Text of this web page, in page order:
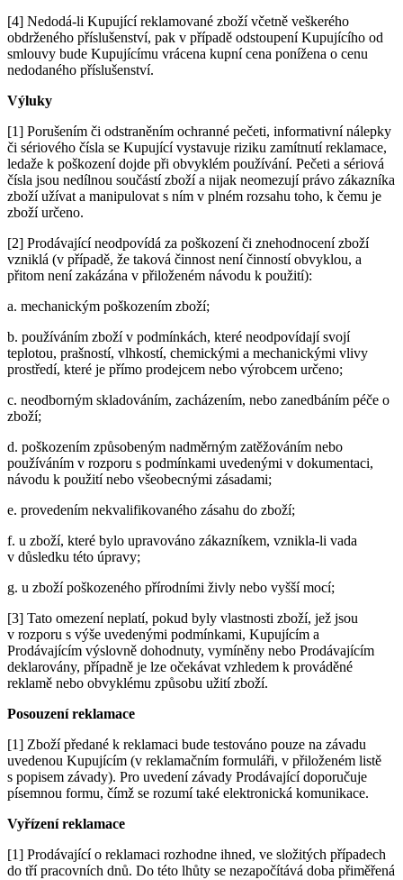
[4] Nedodá-li Kupující reklamované zboží včetně veškerého
obdrženého příslušenství, pak v případě odstoupení Kupujícího od
smlouvy bude Kupujícímu vrácena kupní cena ponížena o cenu
nedodaného příslušenství.
Výluky
[1] Porušením či odstraněním ochranné pečeti, informativní nálepky
či sériového čísla se Kupující vystavuje riziku zamítnutí reklamace,
ledaže k poškození dojde při obvyklém používání. Pečeti a sériová
čísla jsou nedílnou součástí zboží a nijak neomezují právo zákazníka
zboží užívat a manipulovat s ním v plném rozsahu toho, k čemu je
zboží určeno.
[2] Prodávající neodpovídá za poškození či znehodnocení zboží
vzniklá (v případě, že taková činnost není činností obvyklou, a
přitom není zakázána v přiloženém návodu k použití):
a. mechanickým poškozením zboží;
b. používáním zboží v podmínkách, které neodpovídají svojí
teplotou, prašností, vlhkostí, chemickými a mechanickými vlivy
prostředí, které je přímo prodejcem nebo výrobcem určeno;
c. neodborným skladováním, zacházením, nebo zanedbáním péče o
zboží;
d. poškozením způsobeným nadměrným zatěžováním nebo
používáním v rozporu s podmínkami uvedenými v dokumentaci,
návodu k použití nebo všeobecnými zásadami;
e. provedením nekvalifikovaného zásahu do zboží;
f. u zboží, které bylo upravováno zákazníkem, vznikla-li vada
v důsledku této úpravy;
g. u zboží poškozeného přírodními živly nebo vyšší mocí;
[3] Tato omezení neplatí, pokud byly vlastnosti zboží, jež jsou
v rozporu s výše uvedenými podmínkami, Kupujícím a
Prodávajícím výslovně dohodnuty, vymíněny nebo Prodávajícím
deklarovány, případně je lze očekávat vzhledem k prováděné
reklamě nebo obvyklému způsobu užití zboží.
Posouzení reklamace
[1] Zboží předané k reklamaci bude testováno pouze na závadu
uvedenou Kupujícím (v reklamačním formuláři, v přiloženém listě
s popisem závady). Pro uvedení závady Prodávající doporučuje
písemnou formu, čímž se rozumí také elektronická komunikace.
Vyřízení reklamace
[1] Prodávající o reklamaci rozhodne ihned, ve složitých případech
do tří pracovních dnů. Do této lhůty se nezapočítává doba přiměřená